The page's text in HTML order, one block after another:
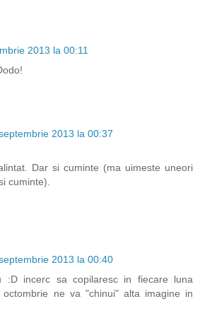
2013 la 00:11
2013 la 00:37
Dar si cuminte (ma uimeste uneori
cuminte).
2013 la 00:40
:D incerc sa copilaresc in fiecare luna
ne va "chinui" alta imagine in